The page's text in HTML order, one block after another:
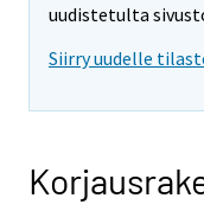
uudistetulta
Siirry uudelle